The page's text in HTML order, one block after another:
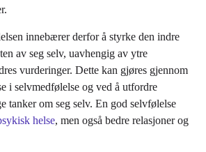
innebærer derfor å styrke den indre
av seg selv, uavhengig av ytre
vurderinger. Dette kan gjøres gjennom
i selvmedfølelse og ved å utfordre
tanker om seg selv. En god selvfølelse
helse, men også bedre relasjoner og